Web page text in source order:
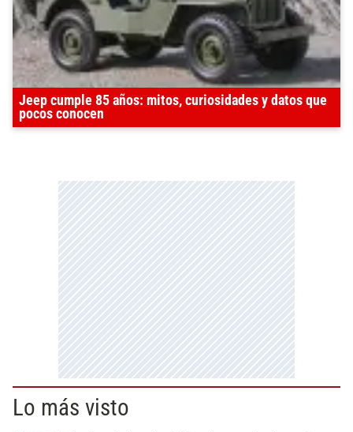
Jeep cumple 85 años: mitos, curiosidades y datos que
pocos conocen
Lo más visto